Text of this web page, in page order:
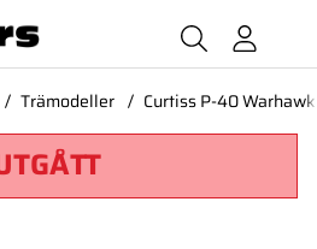
Trämodeller Curtiss P-40
Warhawk model kit